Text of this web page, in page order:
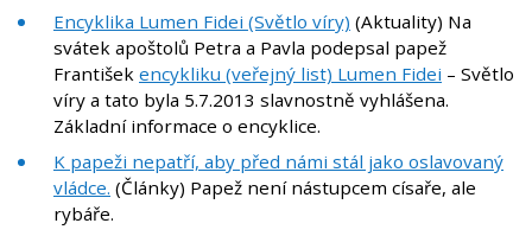
Encyklika Lumen Fidei (Světlo víry) (Aktuality) Na
svátek apoštolů Petra a Pavla podepsal papež
František encykliku (veřejný list) Lumen Fidei – Světlo
víry a tato byla 5.7.2013 slavnostně vyhlášena.
Základní informace o encyklice.
K papeži nepatří, aby před námi stál jako oslavovaný
vládce. (Články) Papež není nástupcem císaře, ale
rybáře.